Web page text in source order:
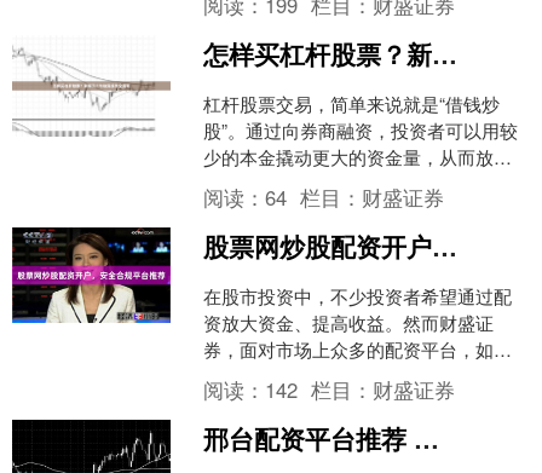
种确定性更高的套....
怎样买杠杆股票？新手开户与融资操作全指南
杠杆股票交易，简单来说就是“借钱炒
股”。通过向券商融资，投资者可以用较
少的本金撬动更大的资金量，从而放大
收益。但对于新手而言，杠杆也是一把
双刃剑，操作不当可能放....
阅读：64 栏目： 财盛证券
股票网炒股配资开户，安全合规平台推荐
在股市投资中，不少投资者希望通过配
资放大资金、提高收益。然而财盛证
券，面对市场上众多的配资平台，如何
选择一家**安全合规**的平台，成为投资
者最关心的问题。本文....
阅读： 142 栏目： 财盛证券
邢台配资平台推荐 正规安全